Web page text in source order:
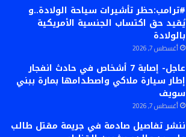
#ترامب:حظر تأشيرات سياحة الولادة..و
يُقيد حق اكتساب الجنسية الأمريكية
بالولادة
أغسطس 7, 2026
عاجل- إصابة 7 أشخاص في حادث انفجار
إطار سيارة ملاكي واصطدامها بمارة ببني
سويف
أغسطس 7, 2026
ننشر تفاصيل صادمة في جريمة مقتل طالب